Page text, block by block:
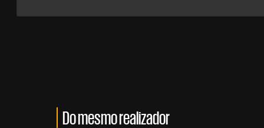
Do mesmo realizador